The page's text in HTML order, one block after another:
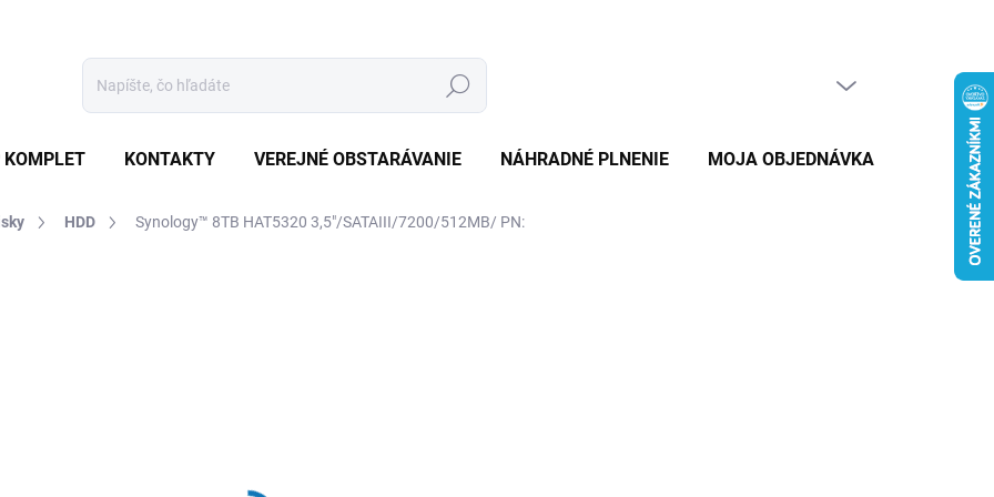
Hľadať
KOMPLET KONTAKTY VEREJNÉ OBSTARÁVANIE NÁHRADNÉ PLNENIE MOJA OBJEDNÁVKA ZNAČKY
HDD Synology™ 8TB HAT5320 3,5"/SATAIII/7200/512MB/ PN: